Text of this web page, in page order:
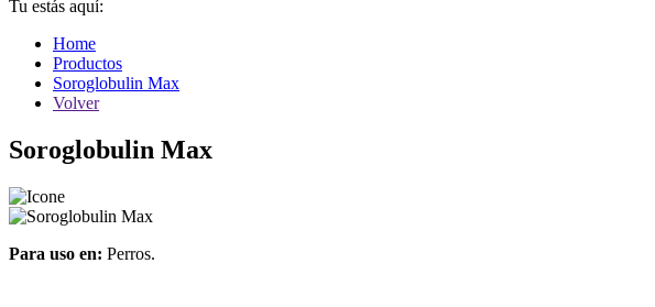
Tu estás aquí:
Home
Productos
Soroglobulin Max
Volver
Soroglobulin Max
Para uso en: Perros.